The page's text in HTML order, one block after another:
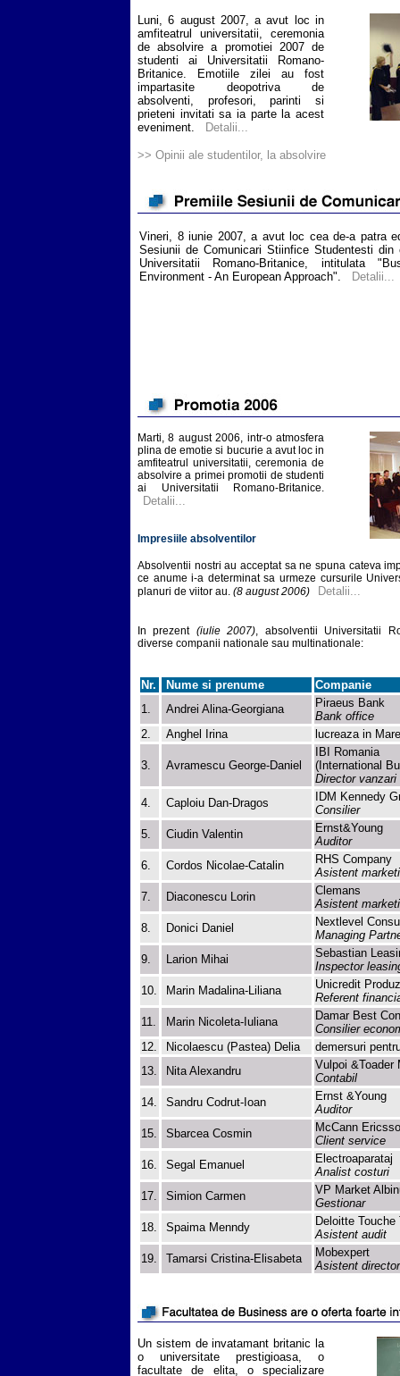
Luni, 6 august 2007, a avut loc in
amfiteatrul universitatii, ceremonia
de absolvire a promotiei 2007 de
studenti ai Universitatii Romano-
Britanice. Emotiile zilei au fost
impartasite deopotriva de
absolventi, profesori, parinti si
prieteni invitati sa ia parte la acest
eveniment.
Detalii...
>> Opinii ale studentilor, la absolvire
Vineri, 8 iunie 2007, a avut loc cea de-a patra
Sesiunii de Comunicari Stiinfice Studentesti din
Universitatii Romano-Britanice, intitulata
Environment - An European Approach".
Detalii...
Marti, 8 august 2006, intr-o atmosfera
plina de emotie si bucurie a avut loc in
amfiteatrul universitatii, ceremonia de
absolvire a primei promotii de studenti
ai Universitatii Romano-Britanice.
Detalii...
Impresiile absolventilor
Absolventii nostri au acceptat sa ne spuna cateva
ce anume i-a determinat sa urmeze cursurile
planuri de viitor au. (8 august 2006) Detalii...
In prezent (iulie 2007), absolventii Universitatii
diverse companii nationale sau multinationale:
Nr. Nume si prenume
Companie
1.
Andrei Alina-Georgiana
Piraeus Bank
Bank office
2.
Anghel Irina lucreaza in
3. Avramescu George-Daniel
IBI Romania
(International
Director vanzari
4.
Caploiu Dan-Dragos
IDM Kennedy
Consilier
5.
Ciudin Valentin
Ernst&Young
Auditor
6.
Cordos Nicolae-Catalin
RHS Company
Asistent
7.
Diaconescu Lorin
Clemans
Asistent
8.
Donici Daniel
Nextlevel
Managing
9.
Larion Mihai
Sebastian
Inspector
10.
Marin Madalina-Liliana
Unicredit
Referent
11.
Marin Nicoleta-Iuliana
Damar Best
Consilier
12.
Nicolaescu (Pastea) Delia
demersuri
13.
Nita Alexandru
Vulpoi &Toader
Contabil
14.
Sandru Codrut-Ioan
Ernst &Young
Auditor
15.
Sbarcea Cosmin
McCann
Client service
16.
Segal Emanuel
Electroaparataj
Analist costuri
17.
Simion Carmen
VP Market
Gestionar
18.
Spaima Menndy
Deloitte Touche
Asistent audit
19.
Tamarsi Cristina-Elisabeta
Mobexpert
Asistent
Un sistem de invatamant britanic la
o universitate prestigioasa, o
facultate de elita, o specializare